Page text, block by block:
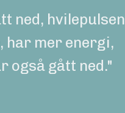
ned, hvilepulsen
har mer energi,
også gått ned."